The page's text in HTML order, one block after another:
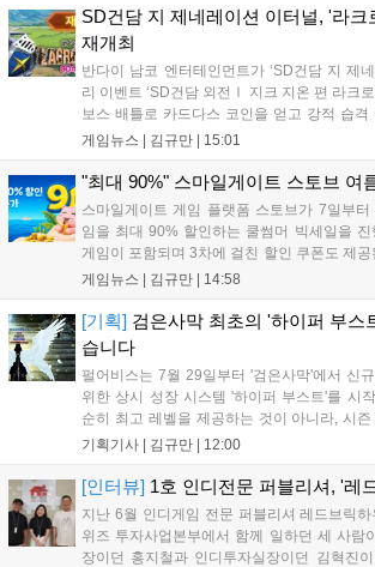
니다. 또한 카카오톡 채널 추가 시 주차별 스
킨, 경품 이벤트 등 풍성한 혜택을 마련해 이
으고 있습니다....
SD건담 지 제네레이션 이터널, '라크
재개최
반다이 남코 엔터테인먼트가 ‘SD건담 지 제
리 이벤트 ‘SD건담 외전Ⅰ 지크 지온 편 라크
보스 배틀로 카드다스 코인을 얻고 강적 습격
담을 획득할 수 있다. 로그인 보너스로 최대 다
원 증정한다. 또한 9월 30일까지 공식 유튜브
할 수 있다....
게임뉴스 | 김규만 15:01
"최대 90%" 스마일게이트 스토브 여
스마일게이트 게임 플랫폼 스토브가 7일부
임을 최대 90% 할인하는 쿨썸머 빅세일을
게임이 포함되며 3차에 걸친 할인 쿠폰도 제
경성 배경의 신작 그날의 신문이 출시되며,
은 공식 페이지에서 확인 가능하다....
게임뉴스 | 김규만 14:58
[기획] 검은사막 최초의 '하이퍼 부스
습니다
펄어비스는 7월 29일부터 '검은사막'에서 신
위한 상시 성장 시스템 '하이퍼 부스트'를 시
순히 최고 레벨을 제공하는 것이 아니라, 시즌
아 아카데미 수료, 아침의 나라 설화 진행 등
용자는 과제를 완수하며 동(V) 투발라 장비와
자드 장신구 등을 획득해 주요 콘텐츠에 진입
기획기사 | 김규만 12:00
[인터뷰] 1호 인디전문 퍼블리셔, '레
지난 6월 인디게임 전문 퍼블리셔 레드브릭
위즈 투자사업본부에서 함께 일하던 세 사람
장이던 홍지철과 인디투자실장이던 김혁진